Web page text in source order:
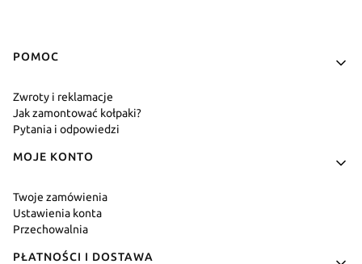
Linki w stopce
POMOC
Zwroty i reklamacje
Jak zamontować kołpaki?
Pytania i odpowiedzi
MOJE KONTO
Twoje zamówienia
Ustawienia konta
Przechowalnia
PŁATNOŚCI I DOSTAWA